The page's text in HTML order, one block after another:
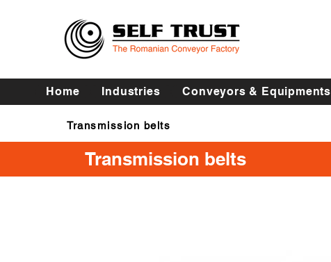
Home Industries Conveyors & Equipments
Transmission belts
Transmission belts
Transmission belts